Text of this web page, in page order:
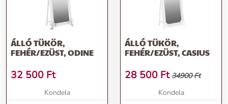
ÁLLÓ TÜKÖR,
FEHÉR/EZÜST, ODINE
32 500 Ft
Kondela
ÁLLÓ TÜKÖR,
FEHÉR/EZÜST, CASIUS
28 500 Ft 34900 Ft
Kondela